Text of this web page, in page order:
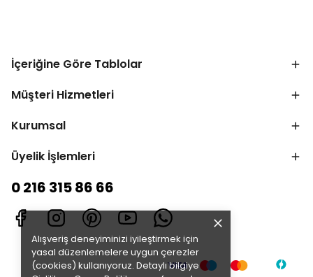
Alışveriş deneyiminizi iyileştirmek için
yasal düzenlemelere uygun çerezler
(cookies) kullanıyoruz. Detaylı bilgiye
İçeriğine Göre Tablolar
Müşteri Hizmetleri
Kurumsal
Üyelik İşlemleri
0 216 315 86 66